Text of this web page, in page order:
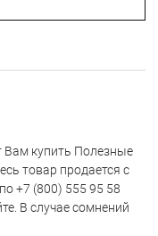
Вам купить Полезные
товар продается с
+7 (800) 555 95 58
В случае сомнений